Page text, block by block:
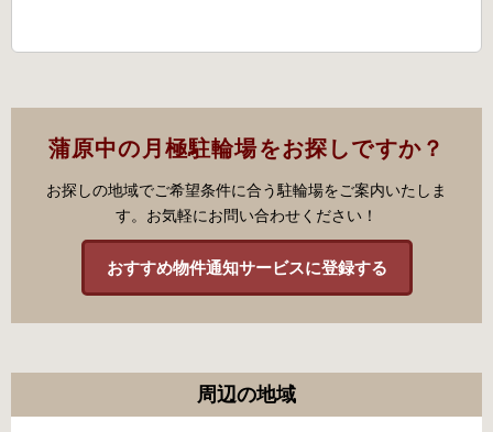
蒲原中の月極駐輪場をお探しですか？
お探しの地域でご希望条件に合う駐輪場をご案内いたしま
す。お気軽にお問い合わせください！
おすすめ物件通知サービスに登録する
周辺の地域